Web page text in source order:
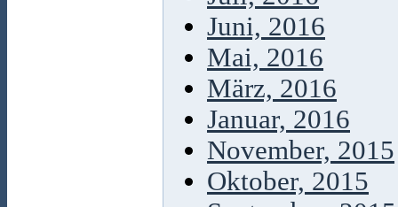
Juni, 2016
Mai, 2016
März, 2016
Januar, 2016
November, 2015
Oktober, 2015